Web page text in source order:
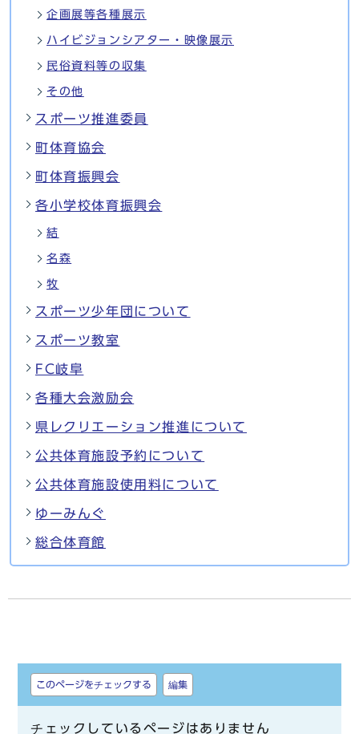
企画展等各種展示
ハイビジョンシアター・映像展示
民俗資料等の収集
その他
スポーツ推進委員
町体育協会
町体育振興会
各小学校体育振興会
結
名森
牧
スポーツ少年団について
スポーツ教室
FC岐阜
各種大会激励会
県レクリエーション推進について
公共体育施設予約について
公共体育施設使用料について
ゆーみんぐ
総合体育館
しおり
このページをチェックする 編集
チェックしているページはありません